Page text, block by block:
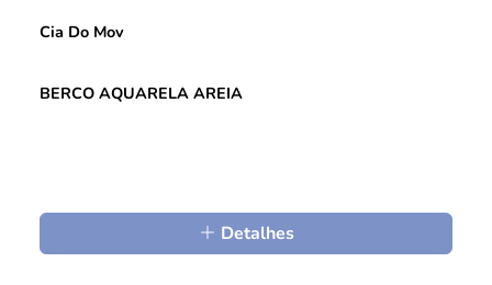
Cia Do Mov
BERCO AQUARELA AREIA
Detalhes